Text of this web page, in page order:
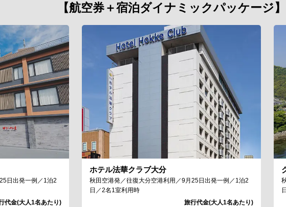
【航空券＋宿泊ダイナミックパッケージ】
日出発一例／1泊2
ホテル法華クラブ大分
秋田空港発／往復大分空港利用／9月25日出発一例／1泊2
日／2名1室利用時